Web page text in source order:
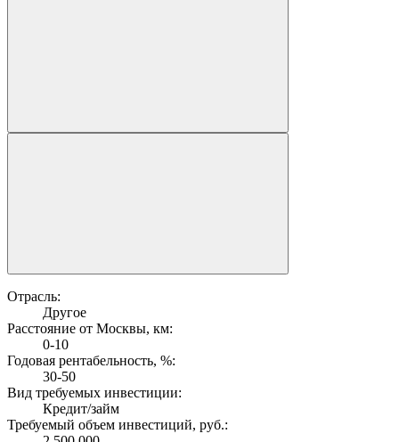
Отрасль:
Другое
Расстояние от Москвы, км:
0-10
Годовая рентабельность, %:
30-50
Вид требуемых инвестиции:
Кредит/займ
Требуемый объем инвестиций, руб.: